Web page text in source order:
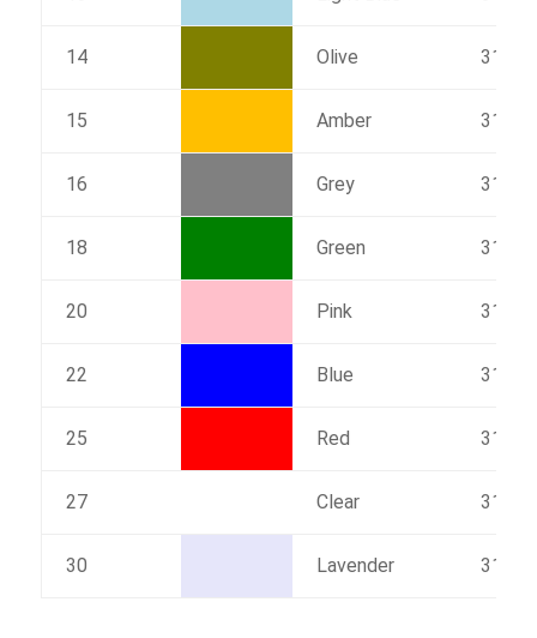
14 Olive 31.6
15 Amber 31.6
16 Grey 31.6
18 Green 31.6
20 Pink 31.6
22 Blue 31.6
25 Red 31.6
27 Clear 31.6
30 Lavender 31.6